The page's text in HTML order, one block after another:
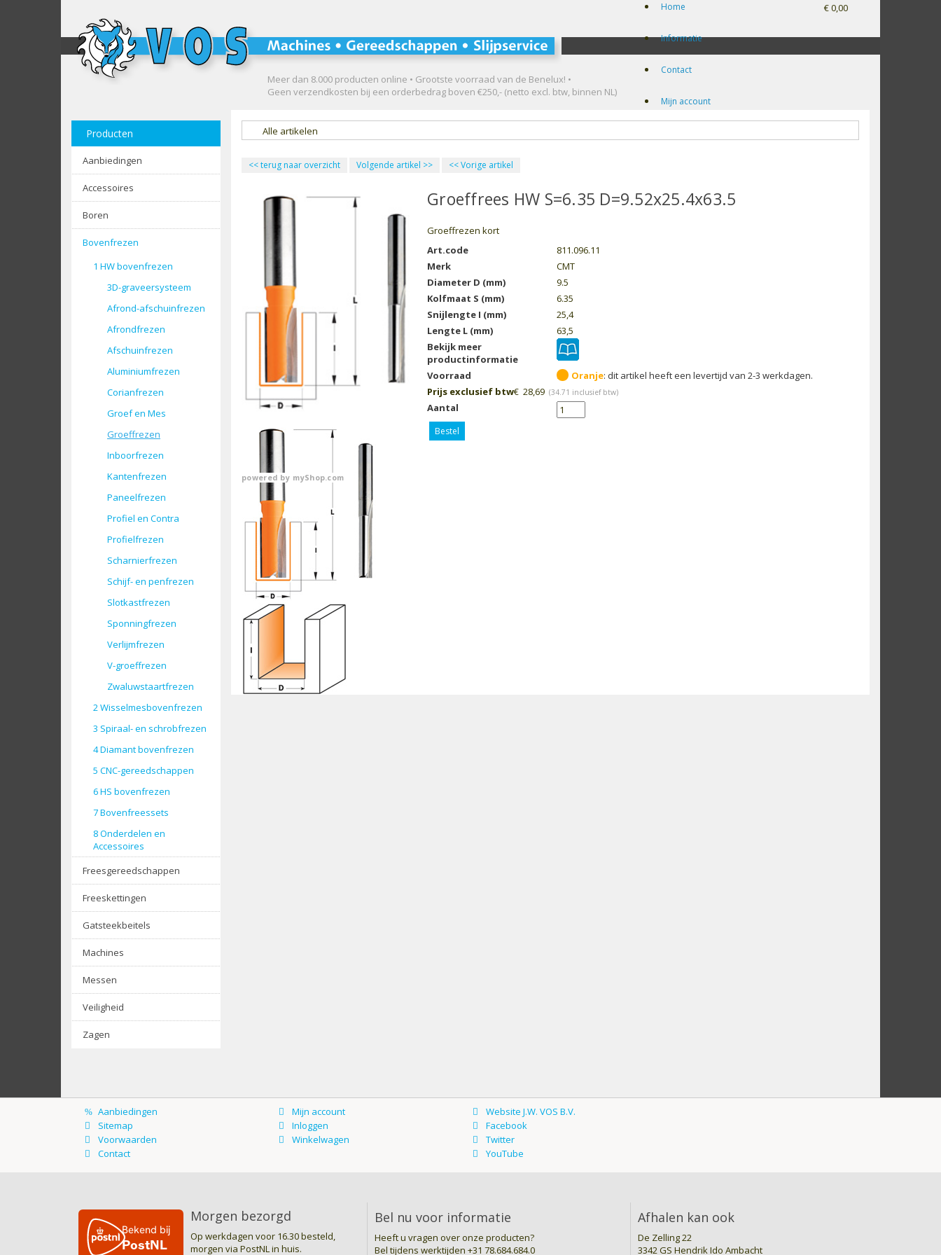
Meer dan 8.000 producten online • Grootste voorraad van de Benelux! •
Geen verzendkosten bij een orderbedrag boven €250,- (netto excl. btw, binnen NL)
€ 0,00
Home
Informatie
Contact
Mijn account
Producten
Aanbiedingen
Accessoires
Boren
Bovenfrezen
1 HW bovenfrezen
3D-graveersysteem
Afrond-afschuinfrezen
Afrondfrezen
Afschuinfrezen
Aluminiumfrezen
Corianfrezen
Groef en Mes
Groeffrezen
Inboorfrezen
Kantenfrezen
Paneelfrezen
Profiel en Contra
Profielfrezen
Scharnierfrezen
Schijf- en penfrezen
Slotkastfrezen
Sponningfrezen
Verlijmfrezen
V-groeffrezen
Zwaluwstaartfrezen
2 Wisselmesbovenfrezen
3 Spiraal- en schrobfrezen
4 Diamant bovenfrezen
5 CNC-gereedschappen
6 HS bovenfrezen
7 Bovenfreessets
8 Onderdelen en
Accessoires
Freesgereedschappen
Freeskettingen
Gatsteekbeitels
Machines
Messen
Veiligheid
Zagen
Alle artikelen
<<terug naar overzicht Volgende artikel >> <<Vorige artikel
Groeffrees HW S=6.35 D=9.52x25.4x63.5
Groeffrezen kort
Art.code
811.096.11
Merk
CMT
Diameter D (mm)
9.5
Kolfmaat S (mm)
6.35
Snijlengte I (mm)
25,4
Lengte L (mm)
63,5
Bekijk meer
productinformatie
Voorraad
Oranje
Prijs exclusief btw€ 28,69 (34.71 inclusief btw)
Aantal
Bestel
powered by myShop.com
Morgen bezorgd
Op werkdagen voor 16.30 besteld,
morgen via PostNL in huis.
Bel nu voor informatie
Heeft u vragen over onze producten?
Bel tijdens werktijden +31 78.684.684.0
Afhalen kan ook
De Zelling 22
3342 GS Hendrik Ido Ambacht